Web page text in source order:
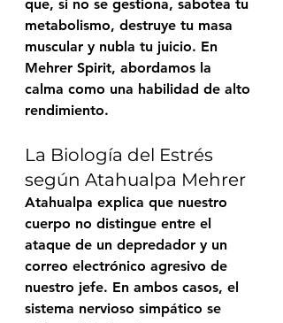
que, si no se gestiona, sabotea tu
metabolismo, destruye tu masa
muscular y nubla tu juicio. En
Mehrer Spirit, abordamos la
calma como una habilidad de alto
rendimiento.
La Biología del Estrés
según Atahualpa Mehrer
Atahualpa explica que nuestro
cuerpo no distingue entre el
ataque de un depredador y un
correo electrónico agresivo de
nuestro jefe. En ambos casos, el
sistema nervioso simpático se